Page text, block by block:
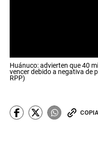
s
e
d
s
Huánuco: advierten que 40
vencer debido a negativa de
RPP)